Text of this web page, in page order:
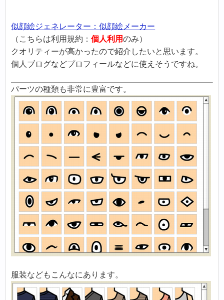
似顔絵ジェネレーター：似顔絵メーカー
（こちらは利用規約：個人利用のみ）
クオリティーが高かったので紹介したいと思います。
個人ブログなどプロフィールなどに使えそうですね。
パーツの種類も非常に豊富です。
服装などもこんなにあります。